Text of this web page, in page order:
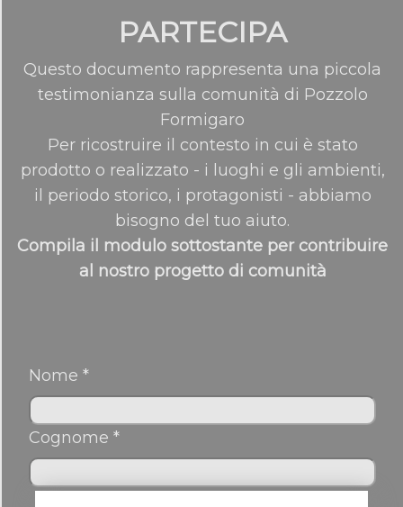
PARTECIPA
Questo documento rappresenta una piccola
testimonianza sulla comunità di Pozzolo
Formigaro
Per ricostruire il contesto in cui è stato
prodotto o realizzato - i luoghi e gli ambienti,
il periodo storico, i protagonisti - abbiamo
bisogno del tuo aiuto.
Compila il modulo sottostante per contribuire
al nostro progetto di comunità
Nome *
Cognome *